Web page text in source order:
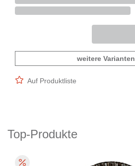
weitere Varianten
Auf Produktliste
Top-Produkte